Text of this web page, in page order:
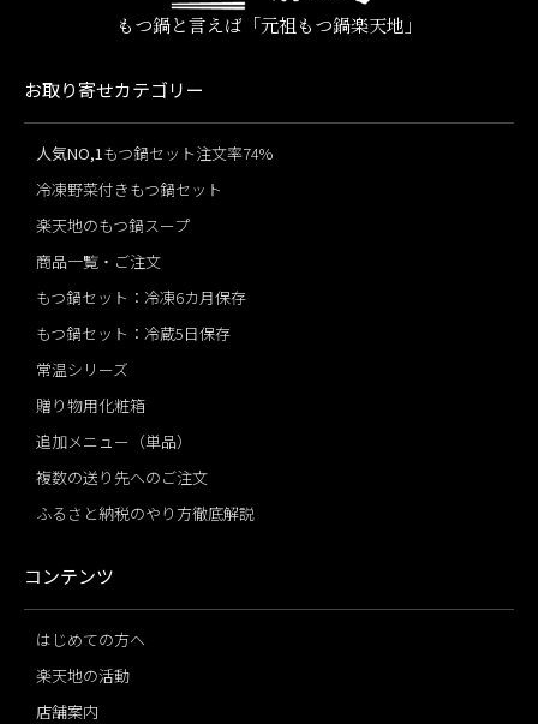
もつ鍋と言えば「元祖もつ鍋楽天地」
お取り寄せカテゴリー
人気NO,1もつ鍋セット注文率74%
冷凍野菜付きもつ鍋セット
楽天地のもつ鍋スープ
商品一覧・ご注文
もつ鍋セット：冷凍6カ月保存
もつ鍋セット：冷蔵5日保存
常温シリーズ
贈り物用化粧箱
追加メニュー（単品）
複数の送り先へのご注文
ふるさと納税のやり方徹底解説
コンテンツ
はじめての方へ
楽天地の活動
店舗案内